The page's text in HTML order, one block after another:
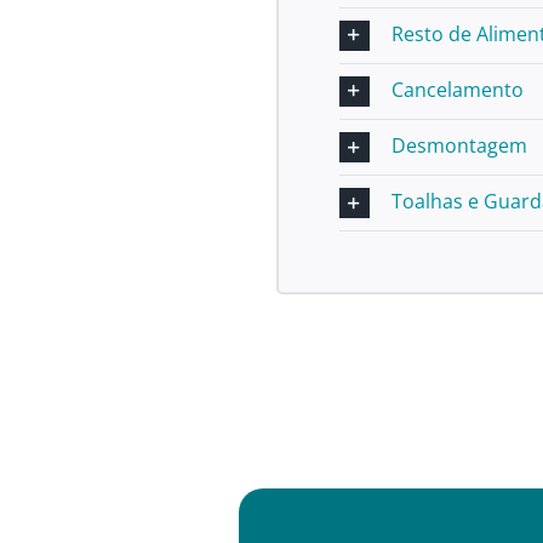
Resto de
Cancelamento
Desmontagem
Toalhas e